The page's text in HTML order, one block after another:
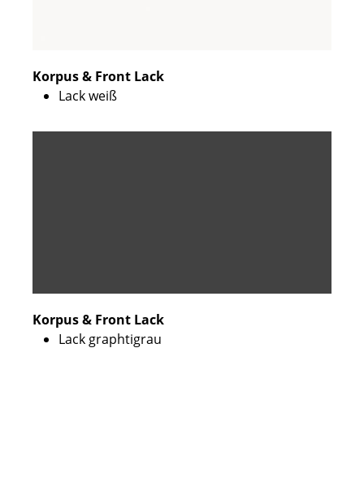
Korpus & Front Lack
Lack weiß
Korpus & Front Lack
Lack graphtigrau